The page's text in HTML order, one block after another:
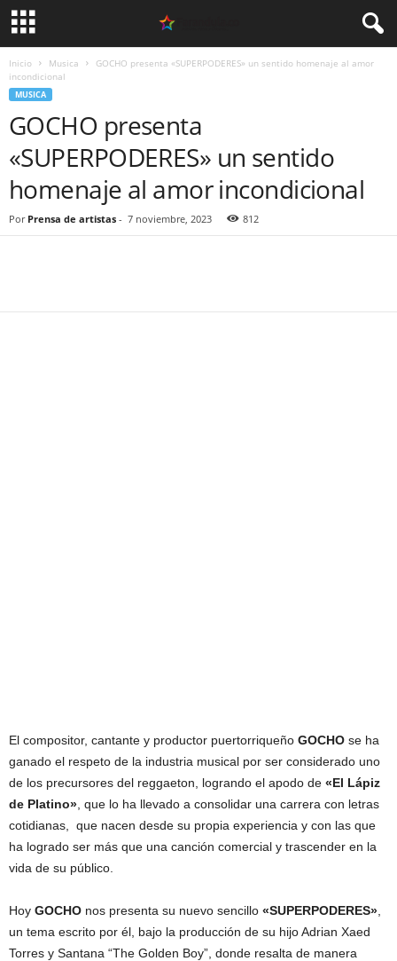
Inicio Musica
GOCHO presenta «SUPERPODERES» un sentido homenaje al amor
incondicional
MUSICA
GOCHO presenta
«SUPERPODERES» un sentido
homenaje al amor incondicional
Por Prensa de artistas - 7 noviembre, 2023 812
El compositor, cantante y productor puertorriqueño GOCHO se ha
ganado el respeto de la industria musical por ser considerado uno
de los precursores del reggaeton, logrando el apodo de «El Lápiz
de Platino» , que lo ha llevado a consolidar una carrera con letras
cotidianas, que nacen desde su propia experiencia y con las que
ha logrado ser más que una canción comercial y trascender en la
vida de su público.
Hoy GOCHO nos presenta su nuevo sencillo «SUPERPODERES»
un tema escrito por él, bajo la producción de su hijo Adrian Xaed
Torres y Santana “The Golden Boy”, donde resalta de manera